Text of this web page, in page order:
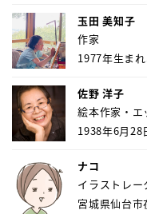
玉田 美知子
作家
1977年生ま
佐野 洋子
絵本作家・エ
1938年6月28
ナコ
イラストレー
宮城県仙台